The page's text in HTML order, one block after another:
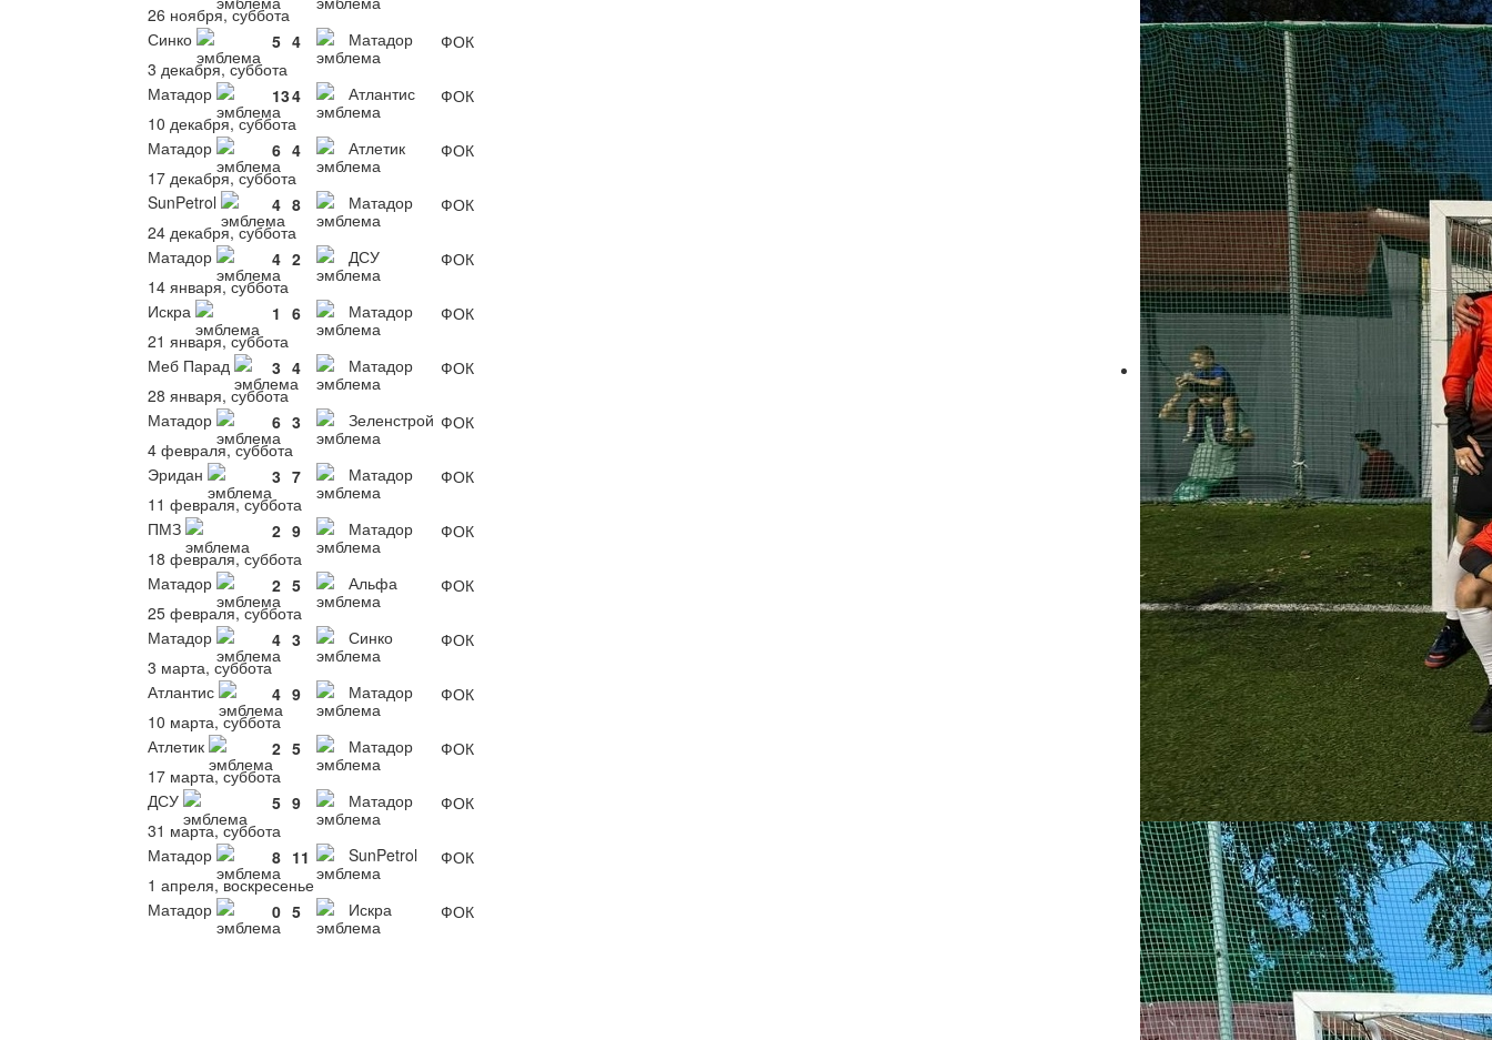
26 ноября, суббота
Синко
5 4 Матадор
ФОК
3 декабря, суббота
Матадор
134 Атлантис
ФОК
10 декабря, суббота
Матадор
6 4 Атлетик
ФОК
17 декабря, суббота
SunPetrol
4 8 Матадор
ФОК
24 декабря, суббота
Матадор
4 2 ДСУ
ФОК
14 января, суббота
Искра
1 6 Матадор
ФОК
21 января, суббота
Меб Парад
3 4 Матадор
ФОК
28 января, суббота
Матадор
6 3 Зеленстрой ФОК
4 февраля, суббота
Эридан
3 7 Матадор
ФОК
11 февраля, суббота
ПМЗ
2 9 Матадор
ФОК
18 февраля, суббота
Матадор
2 5 Альфа
ФОК
25 февраля, суббота
Матадор
4 3 Синко
ФОК
3 марта, суббота
Атлантис
4 9 Матадор
ФОК
10 марта, суббота
Атлетик
2 5 Матадор
ФОК
17 марта, суббота
ДСУ
5 9 Матадор
ФОК
31 марта, суббота
Матадор
8 11 SunPetrol
ФОК
1 апреля, воскресенье
Матадор
0 5 Искра ФОК